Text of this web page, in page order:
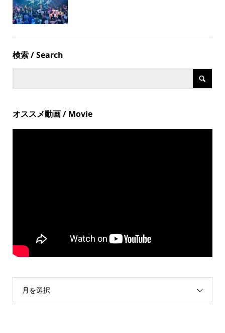
検索 / Search
オススメ動画 / Movie
月を選択